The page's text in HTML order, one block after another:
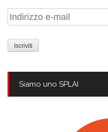
Indirizzo
e-
mail
Siamo uno SPLAI